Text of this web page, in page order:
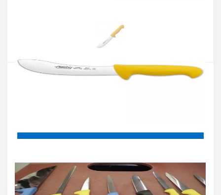
Артикул:295400
Купити в один клік
Введіть номер телефону і ми передзвонимо